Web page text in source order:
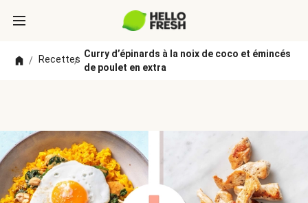
/ Recettes
/
Curry d’épinards à la noix de coco et émincés
de poulet en extra